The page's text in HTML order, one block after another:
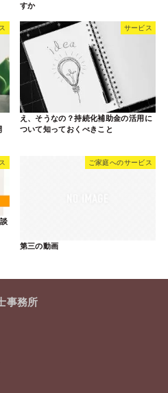
すか
サービス
え、そうなの？持続化補助金の活用に
ついて知っておくべきこと
ご家庭へのサービス
第三の動画
事務所